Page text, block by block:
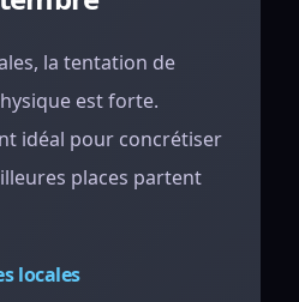
la tentation de
est forte.
idéal pour concrétiser
places partent
locales